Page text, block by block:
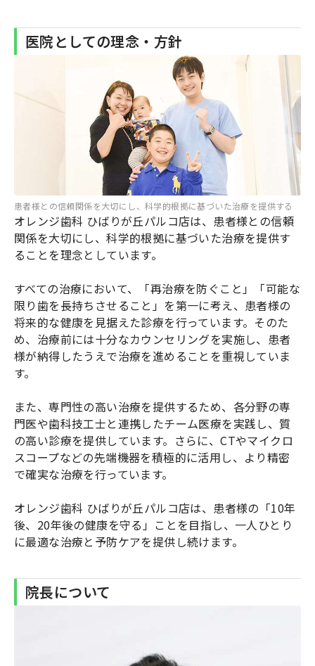
医院としての理念・方針
患者様との信頼関係を大切にし、科学的根拠に基づいた治療を提供する
オレンジ歯科 ひばりが丘パルコ店は、患者様との信頼
関係を大切にし、科学的根拠に基づいた治療を提供す
ることを理念としています。
すべての治療において、「再治療を防ぐこと」「可能な
限り歯を長持ちさせること」を第一に考え、患者様の
将来的な健康を見据えた診療を行っています。そのた
め、治療前には十分なカウンセリングを実施し、患者
様が納得したうえで治療を進めることを重視していま
す。
また、専門性の高い治療を提供するため、各分野の専
門医や歯科技工士と連携したチーム医療を実践し、質
の高い診療を提供しています。さらに、CTやマイクロ
スコープなどの先端機器を積極的に活用し、より精密
で確実な治療を行っています。
オレンジ歯科 ひばりが丘パルコ店は、患者様の「10年
後、20年後の健康を守る」ことを目指し、一人ひとり
に最適な治療と予防ケアを提供し続けます。
院長について